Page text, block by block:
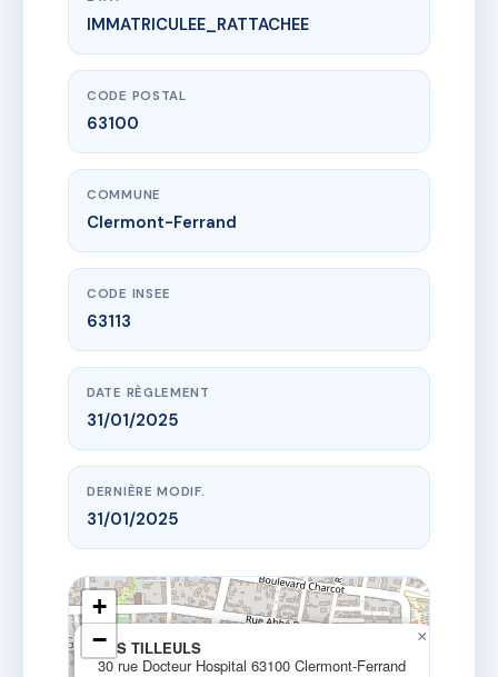
www.vme.plus/AJ0454017
LES TILLEULS
30 rue Docteur Hospital
IMMATRICULEE_RATTACHEE
CODE POSTAL
63100
COMMUNE
Clermont-Ferrand
CODE INSEE
63113
DATE RÈGLEMENT
31/01/2025
DERNIÈRE MODIF.
31/01/2025
LES TILLEULS
30 rue Docteur Hospital 63100 Clermont-Ferrand
×
+
−